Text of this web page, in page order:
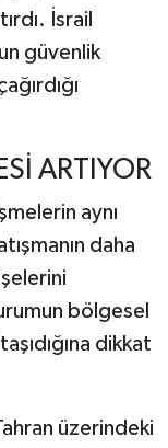
İsrail
güvenlik
ARTIYOR
aynı
daha
bölgesel
dikkat
üzerindeki